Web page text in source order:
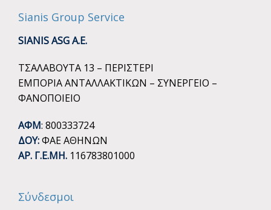
Sianis Group Service
SIANIS ASG A.E.
ΤΣΑΛΑΒΟΥΤΑ 13 – ΠΕΡΙΣΤΕΡΙ
ΕΜΠΟΡΙΑ ΑΝΤΑΛΛΑΚΤΙΚΩΝ – ΣΥΝΕΡΓΕΙΟ –
ΦΑΝΟΠΟΙΕΙΟ
ΑΦΜ: 800333724
ΔΟΥ:ΦΑΕ ΑΘΗΝΩΝ
ΑΡ. Γ.Ε.ΜΗ. 116783801000
Σύνδεσμοι